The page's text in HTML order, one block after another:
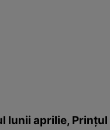
lunii aprilie,